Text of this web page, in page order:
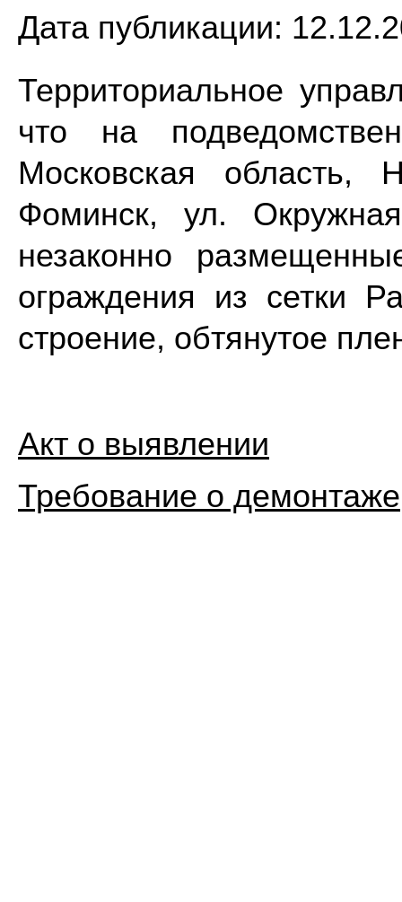
Дата публикации:
Территориальное
что на
Московская область,
Фоминск, ул.
незаконно
ограждения из сетки
строение, обтянутое
Акт о выявлении
Требование о демонтаже